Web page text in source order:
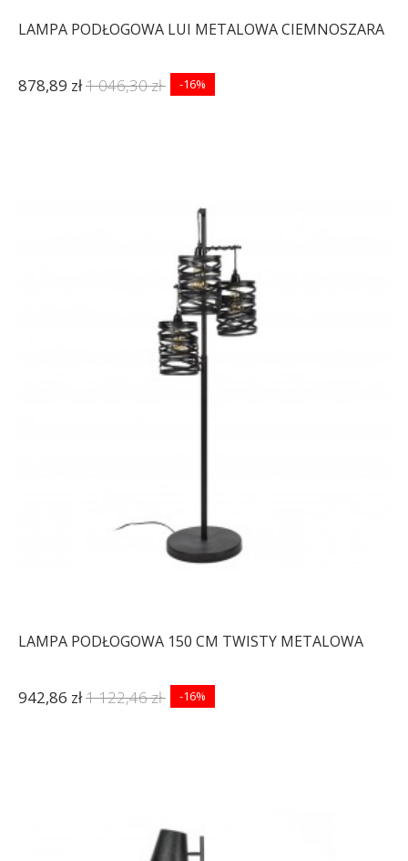
LAMPA PODŁOGOWA LUI METALOWA CIEMNOSZARA
878,89 zł1 046,30 zł -16%
LAMPA PODŁOGOWA 150 CM TWISTY METALOWA
942,86 zł1 122,46 zł -16%